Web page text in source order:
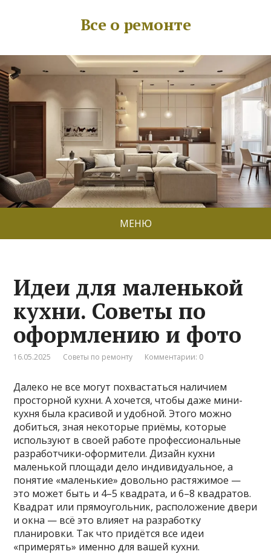
Все о ремонте
МЕНЮ
Идеи для маленькой
кухни. Советы по
оформлению и фото
16.05.2025 Советы по ремонту Комментарии: 0
Далеко не все могут похвастаться наличием
просторной кухни. А хочется, чтобы даже мини-
кухня была красивой и удобной. Этого можно
добиться, зная некоторые приёмы, которые
используют в своей работе профессиональные
разработчики-оформители. Дизайн кухни
маленькой площади дело индивидуальное, а
понятие «маленькие» довольно растяжимое —
это может быть и 4–5 квадрата, и 6–8 квадратов.
Квадрат или прямоугольник, расположение двери
и окна — всё это влияет на разработку
планировки. Так что придётся все идеи
«примерять» именно для вашей кухни.